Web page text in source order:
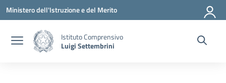
Vai ai contenuti
Vai al menu di navigazione
Vai al footer
Ministero dell'Istruzione e del Merito
Istituto Comprensivo
Luigi Settembrini